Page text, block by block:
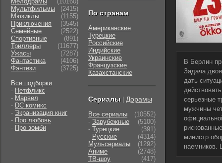
В Берлин
Задача
дать
серьезные
мужчины
министр
наемников.
Мультфильмы
(2415)
Мюзиклы
(1155)
Приключения
(3545)
Семейные
(2522)
Cпортивные
(891)
Триллеры
(11677)
Ужасы
(7287)
Фантастика
(4106)
Фэнтези
(3725)
Все подборки
- Нетфликс
- Марвел
- DC комикс
- Экранизация книг
- Про любовь
- Про зомби
По странам
Американские
Турецкие
Российские
Индийские
Украинские
Французские
Казахстанские
Сериалы Дорамы
Все сериалы
(10552)
- Зарубежные
(5100)
- Турецкие
(391)
- Русские
(4314)
Мульсериалы
(1292)
Аниме
(2748)
ТВ-шоу
(417)